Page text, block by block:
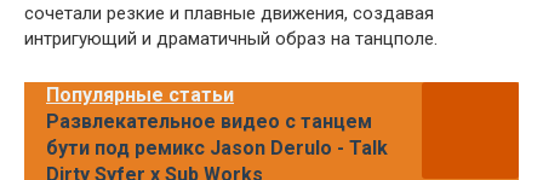
сочетали резкие и плавные движения, создавая
интригующий и драматичный образ на танцполе.
Популярные статьи
Развлекательное видео с танцем
бути под ремикс Jason Derulo - Talk
Dirty Syfer x Sub Works